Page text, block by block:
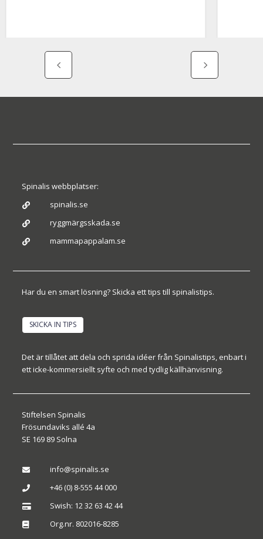
Spinalis webbplatser:
 spinalis.se
 ryggmärgsskada.se
 mammapappalam.se
Har du en smart lösning? Skicka ett tips till spinalistips.
SKICKA IN TIPS
Det är tillåtet att dela och sprida idéer från Spinalistips, enbart i
ett icke-kommersiellt syfte och med tydlig källhänvisning.
Stiftelsen Spinalis
Frösundaviks allé 4a
SE 169 89 Solna
 info@spinalis.se
 +46 (0) 8-555 44 000
 Swish: 12 32 63 42 44
 Org.nr. 802016-8285